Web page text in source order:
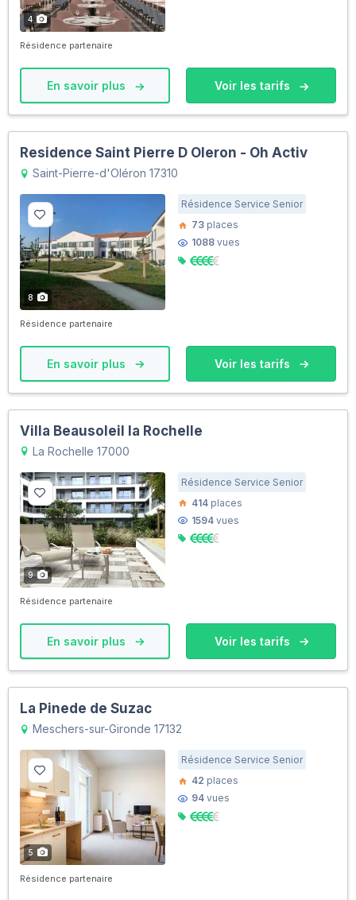
4
Résidence partenaire
En savoir plus Voir les tarifs
Residence Saint Pierre D Oleron - Oh Activ
Saint-Pierre-d'Oléron 17310
8
Résidence Service Senior
73 places
1088 vues
Résidence partenaire
En savoir plus Voir les tarifs
Villa Beausoleil la Rochelle
La Rochelle 17000
9
Résidence Service Senior
414 places
1594 vues
Résidence partenaire
En savoir plus Voir les tarifs
La Pinede de Suzac
Meschers-sur-Gironde 17132
5
Résidence Service Senior
42 places
94 vues
Résidence partenaire